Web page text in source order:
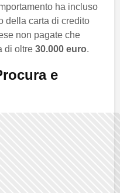
ha incluso
della carta di credito
non pagate che
di oltre 30.000 euro.
e